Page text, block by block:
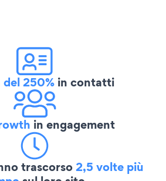
250% in contatti
in engagement
trascorso2,5 volte più